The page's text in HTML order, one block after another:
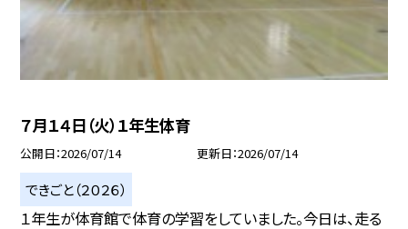
７月１４日（火）１年生体育
公開日 2026/07/14 更新日 2026/07/14
できごと（２０２６）
１年生が体育館で体育の学習をしていました。今日は、走る